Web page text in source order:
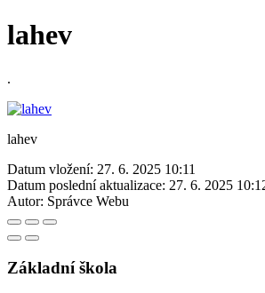
lahev
.
lahev
Datum vložení: 27. 6. 2025 10:11
Datum poslední aktualizace: 27. 6. 2025
Autor: Správce Webu
Základní škola